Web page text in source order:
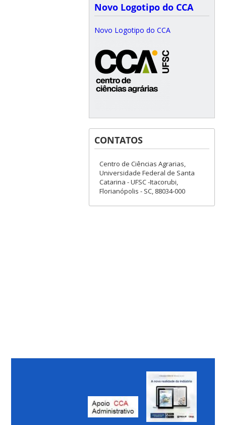
Novo Logotipo do CCA
Novo Logotipo do CCA
CONTATOS
Centro de Ciências Agrarias,
Universidade Federal de Santa
Catarina - UFSC -Itacorubi,
Florianópolis - SC, 88034-000